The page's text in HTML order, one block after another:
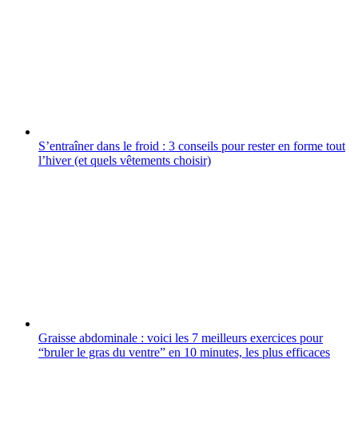
S’entraîner dans le froid : 3 conseils pour rester en forme tout
l’hiver (et quels vêtements choisir)
Graisse abdominale : voici les 7 meilleurs exercices pour
“bruler le gras du ventre” en 10 minutes, les plus efficaces